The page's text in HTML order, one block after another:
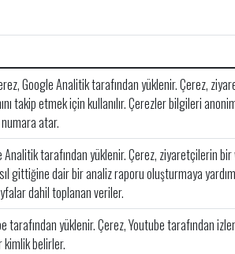
Google Analitik tarafından yüklenir. Çerez,
takip etmek için kullanılır. Çerezler bilgileri
atar.
tarafından yüklenir. Çerez, ziyaretçilerin
gittiğine dair bir analiz raporu oluşturmaya
dahil toplanan veriler.
tarafından yüklenir. Çerez, Youtube tarafından
belirler.